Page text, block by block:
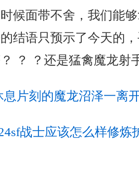
候面带不舍，我们能
结语只预示了今天的
？ ？还是猛禽魔龙射
息片刻的魔龙沼泽一离
战士应该怎么样修炼